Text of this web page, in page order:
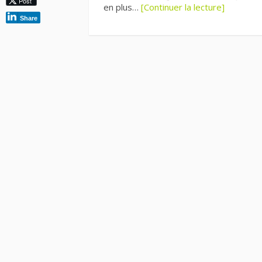
en plus… [Continuer la lecture]
Share